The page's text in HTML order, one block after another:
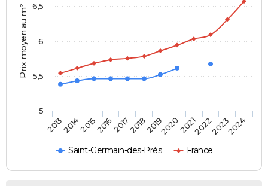
Prix moyen au m²
Saint-Germain-des-Prés France
201320142015201620172018201920202021202220232024
5
5,5
6
6,5